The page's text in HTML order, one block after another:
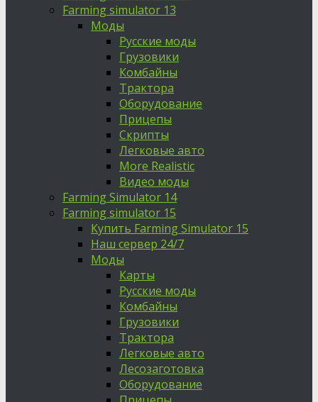
Farming simulator 13
Моды
Русские моды
Грузовики
Комбайны
Трактора
Оборудование
Прицепы
Скрипты
Легковые авто
More Realistic
Видео моды
Farming Simulator 14
Farming simulator 15
Купить Farming Simulator 15
Наш сервер 24/7
Моды
Карты
Русские моды
Комбайны
Грузовики
Трактора
Легковые авто
Лесозаготовка
Оборудование